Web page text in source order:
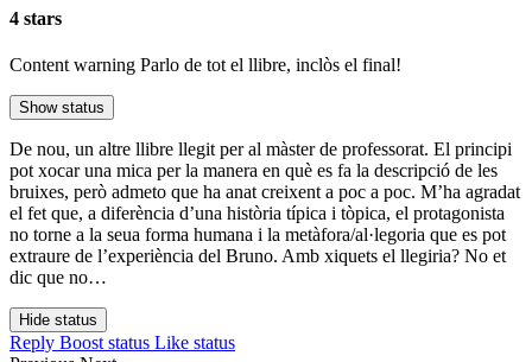
4 stars
Content warning Parlo de tot el llibre, inclòs el final!
Show status
De nou, un altre llibre llegit per al màster de professorat. El principi
pot xocar una mica per la manera en què es fa la descripció de les
bruixes, però admeto que ha anat creixent a poc a poc. M’ha agradat
el fet que, a diferència d’una història típica i tòpica, el protagonista
no torne a la seua forma humana i la metàfora/al·legoria que es pot
extraure de l’experiència del Bruno. Amb xiquets el llegiria? No et
dic que no…
Hide status
Reply Boost status Like status